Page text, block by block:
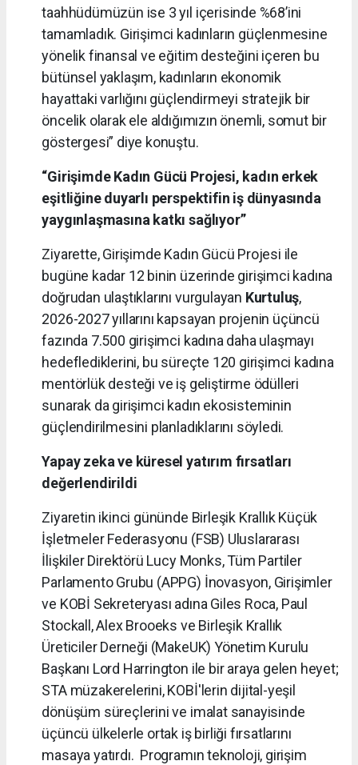
taahhüdümüzün ise 3 yıl içerisinde %68’ini
tamamladık. Girişimci kadınların güçlenmesine
yönelik finansal ve eğitim desteğini içeren bu
bütünsel yaklaşım, kadınların ekonomik
hayattaki varlığını güçlendirmeyi stratejik bir
öncelik olarak ele aldığımızın önemli, somut bir
göstergesi” diye konuştu.
“Girişimde Kadın Gücü Projesi, kadın erkek
eşitliğine duyarlı perspektifin iş dünyasında
yaygınlaşmasına katkı sağlıyor”
Ziyarette, Girişimde Kadın Gücü Projesi ile
bugüne kadar 12 binin üzerinde girişimci kadına
doğrudan ulaştıklarını vurgulayan Kurtuluş,
2026-2027 yıllarını kapsayan projenin üçüncü
fazında 7.500 girişimci kadına daha ulaşmayı
hedeflediklerini, bu süreçte 120 girişimci kadına
mentörlük desteği ve iş geliştirme ödülleri
sunarak da girişimci kadın ekosisteminin
güçlendirilmesini planladıklarını söyledi.
Yapay zeka ve küresel yatırım fırsatları
değerlendirildi
Ziyaretin ikinci gününde Birleşik Krallık Küçük
İşletmeler Federasyonu (FSB) Uluslararası
İlişkiler Direktörü Lucy Monks, Tüm Partiler
Parlamento Grubu (APPG) İnovasyon, Girişimler
ve KOBİ Sekreteryası adına Giles Roca, Paul
Stockall, Alex Brooeks ve Birleşik Krallık
Üreticiler Derneği (MakeUK) Yönetim Kurulu
Başkanı Lord Harrington ile bir araya gelen heyet;
STA müzakerelerini, KOBİ'lerin dijital-yeşil
dönüşüm süreçlerini ve imalat sanayisinde
üçüncü ülkelerle ortak iş birliği fırsatlarını
masaya yatırdı. Programın teknoloji, girişim